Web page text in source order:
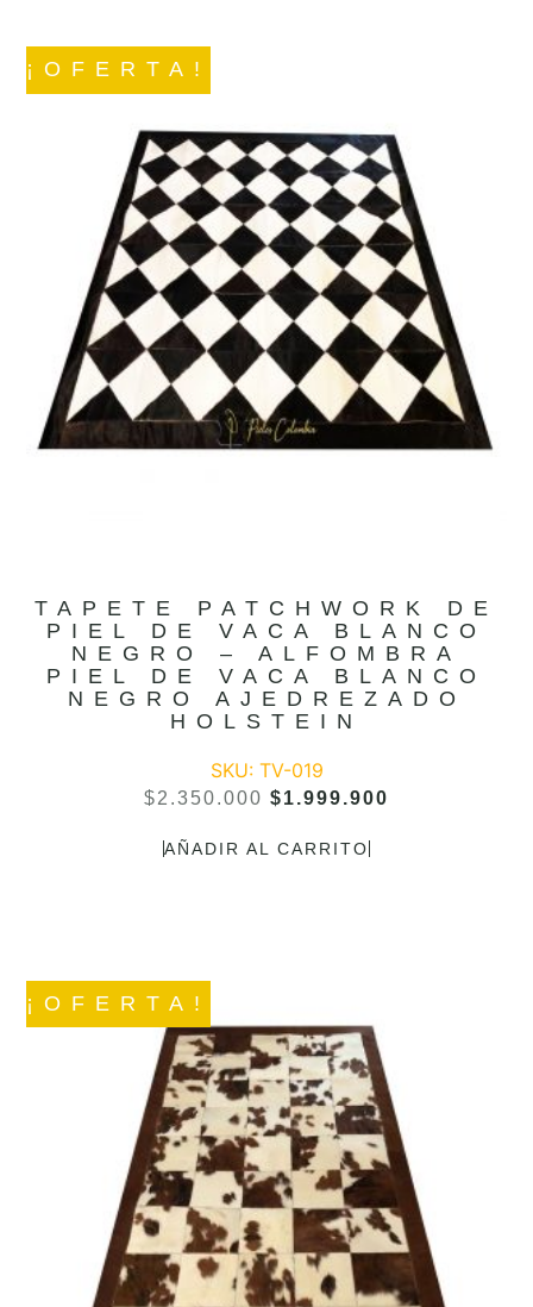
¡OFERTA!
TAPETE PATCHWORK DE
PIEL DE VACA BLANCO
NEGRO – ALFOMBRA
PIEL DE VACA BLANCO
NEGRO AJEDREZADO
HOLSTEIN
SKU: TV-019
$2.350.000 $1.999.900
AÑADIR AL CARRITO
¡OFERTA!